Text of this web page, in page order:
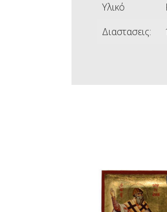
Υλικό
Διαστασεις: